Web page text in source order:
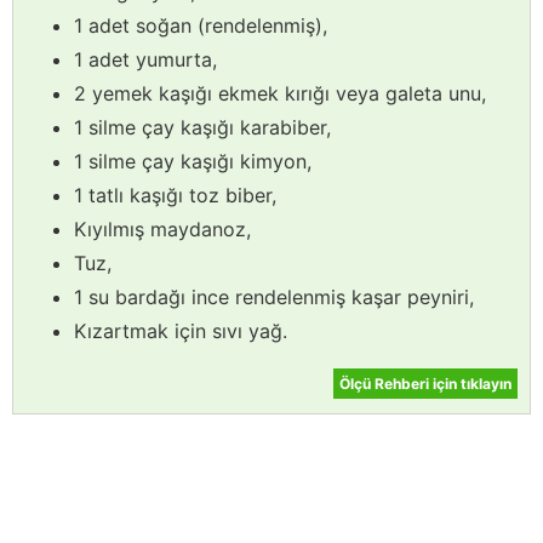
1 adet soğan (rendelenmiş),
1 adet yumurta,
2 yemek kaşığı ekmek kırığı veya galeta unu,
1 silme çay kaşığı karabiber,
1 silme çay kaşığı kimyon,
1 tatlı kaşığı toz biber,
Kıyılmış maydanoz,
Tuz,
1 su bardağı ince rendelenmiş kaşar peyniri,
Kızartmak için sıvı yağ.
Ölçü Rehberi için tıklayın